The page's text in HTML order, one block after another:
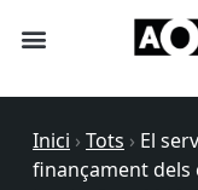
Inici › Tots › El
finançament dels